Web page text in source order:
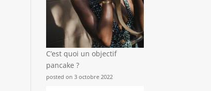
C’est quoi un objectif
pancake ?
posted on 3 octobre 2022